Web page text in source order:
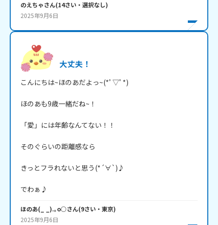
のえちゃさん(14さい・ 選択なし)
2025年9月6日
大丈夫！
こんにちは~ほのあだよっ~(*ﾟ▽ﾟ*)
ほのあも9歳一緒だね~！
「愛」には年齢なんてない！！
そのぐらいの距離感なら
きっとフラれないと思う(*´∀`)♪
でわぁ♪
ほのあ(_ _).｡o○さん(9さい・ 東京)
2025年9月6日